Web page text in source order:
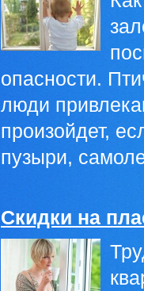
опасности.
люди
произойдет,
пузыри,
Скидки на